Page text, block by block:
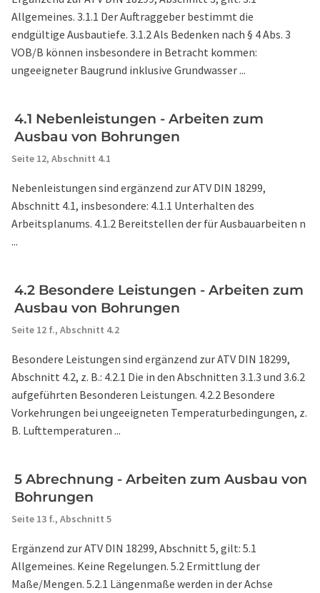
Allgemeines. 3.1.1 Der Auftraggeber bestimmt die
endgültige Ausbautiefe. 3.1.2 Als Bedenken nach § 4 Abs. 3
VOB/B können insbesondere in Betracht kommen:
ungeeigneter Baugrund inklusive Grundwasser ...
4.1 Nebenleistungen - Arbeiten zum
Ausbau von Bohrungen
Seite 12, Abschnitt 4.1
Nebenleistungen sind ergänzend zur ATV DIN 18299,
Abschnitt 4.1, insbesondere: 4.1.1 Unterhalten des
Arbeitsplanums. 4.1.2 Bereitstellen der für Ausbauarbeiten n
...
4.2 Besondere Leistungen - Arbeiten zum
Ausbau von Bohrungen
Seite 12 f., Abschnitt 4.2
Besondere Leistungen sind ergänzend zur ATV DIN 18299,
Abschnitt 4.2, z. B.: 4.2.1 Die in den Abschnitten 3.1.3 und 3.6.2
aufgeführten Besonderen Leistungen. 4.2.2 Besondere
Vorkehrungen bei ungeeigneten Temperaturbedingungen, z.
B. Lufttemperaturen ...
5 Abrechnung - Arbeiten zum Ausbau von
Bohrungen
Seite 13 f., Abschnitt 5
Ergänzend zur ATV DIN 18299, Abschnitt 5, gilt: 5.1
Allgemeines. Keine Regelungen. 5.2 Ermittlung der
Maße/Mengen. 5.2.1 Längenmaße werden in der Achse